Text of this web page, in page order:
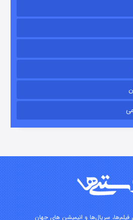
۱۵ (دوبله) منتشر شد
فیلم‌ها، سریال‌ها و انیمیشن های جهان